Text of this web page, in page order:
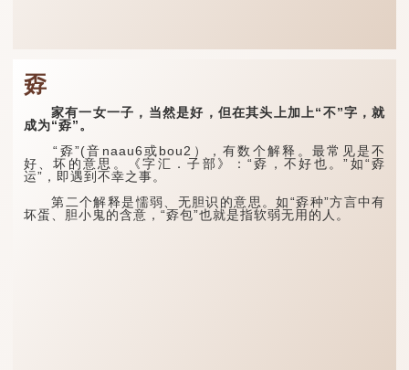
孬
家有一女一子，当然是好，但在其头上加上“不”字，就
成为“孬”。
“孬”(音naau6或bou2），有数个解释。最常见是不
好、坏的意思。《字汇．子部》：“孬，不好也。”如“孬
运”，即遇到不幸之事。
第二个解释是懦弱、无胆识的意思。如“孬种”方言中有
坏蛋、胆小鬼的含意，“孬包”也就是指软弱无用的人。